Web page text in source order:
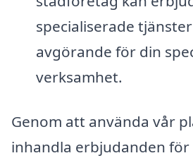
specialiserade
avgörande för din
verksamhet.
Genom att använda vår
inhandla erbjudanden för